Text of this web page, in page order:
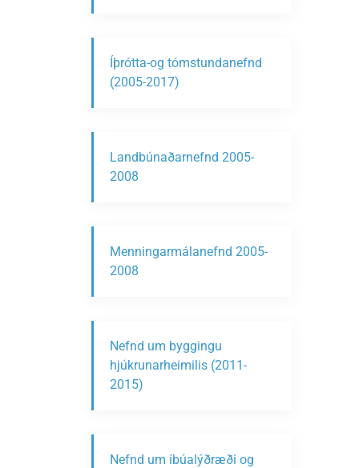
Íþrótta-og tómstundanefnd
(2005-2017)
Landbúnaðarnefnd 2005-
2008
Menningarmálanefnd 2005-
2008
Nefnd um byggingu
hjúkrunarheimilis (2011-
2015)
Nefnd um íbúalýðræði og